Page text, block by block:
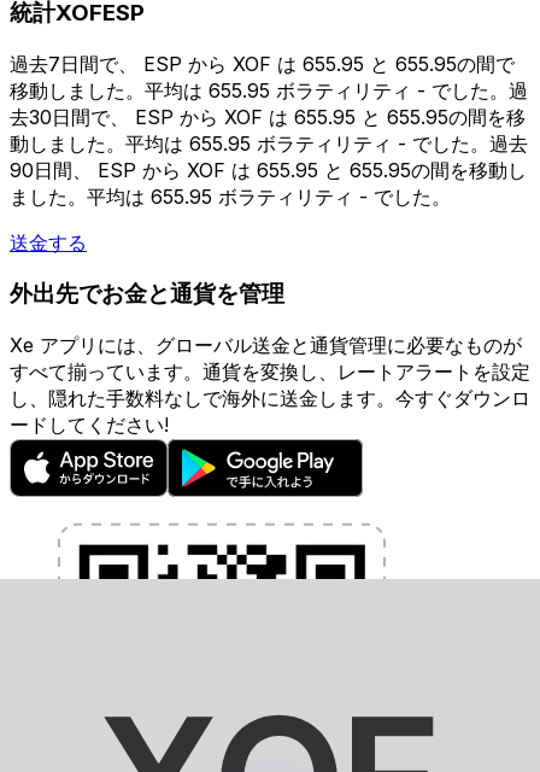
統計XOFESP
過去7日間で、 ESP から XOF は 655.95 と 655.95の間で
移動しました。平均は 655.95 ボラティリティ - でした。過
去30日間で、 ESP から XOF は 655.95 と 655.95の間を移
動しました。平均は 655.95 ボラティリティ - でした。過去
90日間、 ESP から XOF は 655.95 と 655.95の間を移動し
ました。平均は 655.95 ボラティリティ - でした。
送金する
外出先でお金と通貨を管理
Xe アプリには、グローバル送金と通貨管理に必要なものが
すべて揃っています。通貨を変換し、レートアラートを設定
し、隠れた手数料なしで海外に送金します。今すぐダウンロ
ードしてください!